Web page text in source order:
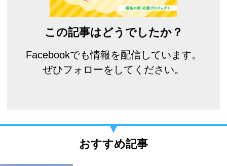
この記事はどうでしたか？
Facebookでも情報を配信しています。
ぜひフォローをしてください。
おすすめ記事